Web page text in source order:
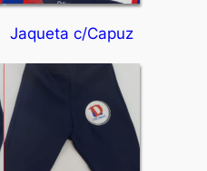
Jaqueta c/Capuz